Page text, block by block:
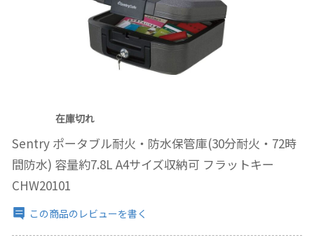
在庫切れ
Sentry ポータブル耐火・防水保管庫(30分耐火・72時
間防水) 容量約7.8L A4サイズ収納可 フラットキー
CHW20101
この商品のレビューを書く